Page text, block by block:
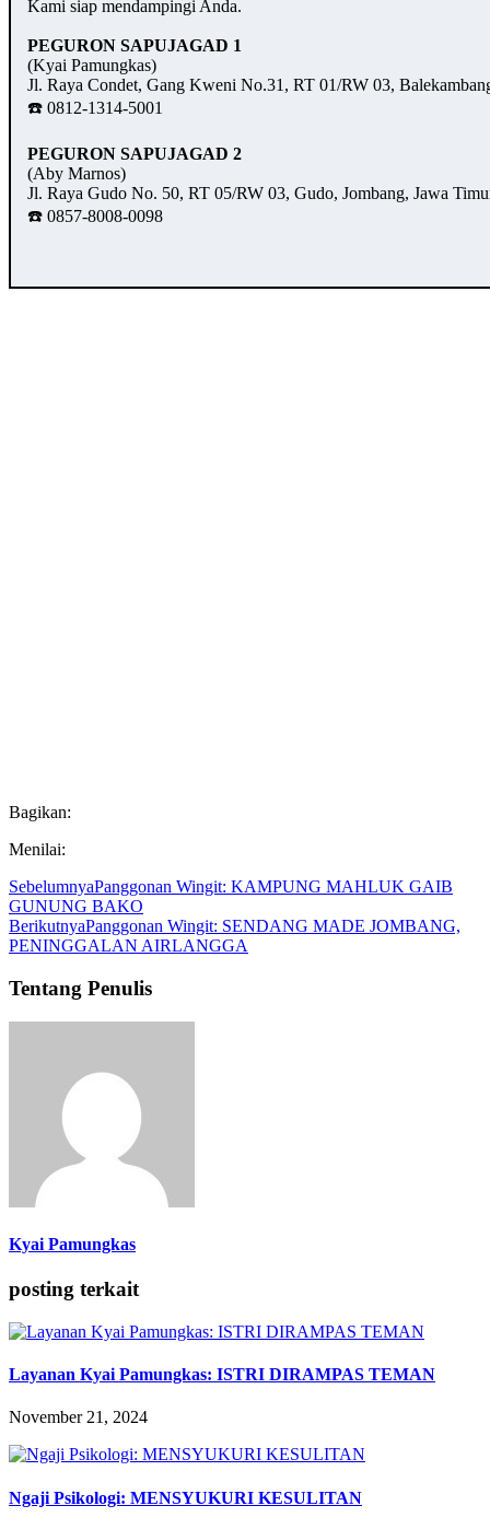
Kami siap mendampingi Anda.
PEGURON SAPUJAGAD 1
(Kyai Pamungkas)
Jl. Raya Condet, Gang Kweni No.31, RT 01/RW 03,
☎️ 0812-1314-5001
PEGURON SAPUJAGAD 2
(Aby Marnos)
Jl. Raya Gudo No. 50, RT 05/RW 03, Gudo, Jombang, Jawa
☎️ 0857-8008-0098
Bagikan:
Menilai:
SebelumnyaPanggonan Wingit: KAMPUNG MAHLUK GAIB
GUNUNG BAKO
BerikutnyaPanggonan Wingit: SENDANG MADE JOMBANG,
PENINGGALAN AIRLANGGA
Tentang Penulis
Kyai Pamungkas
posting terkait
Layanan Kyai Pamungkas: ISTRI DIRAMPAS TEMAN
November 21, 2024
Ngaji Psikologi: MENSYUKURI KESULITAN